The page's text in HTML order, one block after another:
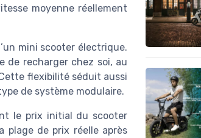
moyenne réellement
mini scooter électrique.
de recharger chez soi, au
flexibilité séduit aussi
de système modulaire.
le prix initial du scooter
plage de prix réelle après